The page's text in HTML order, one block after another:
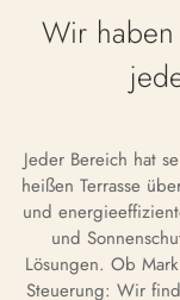
Wir
Jeder Bereich hat
heißen Terrasse
und
und
Lösungen. Ob
Steuerung: Wir